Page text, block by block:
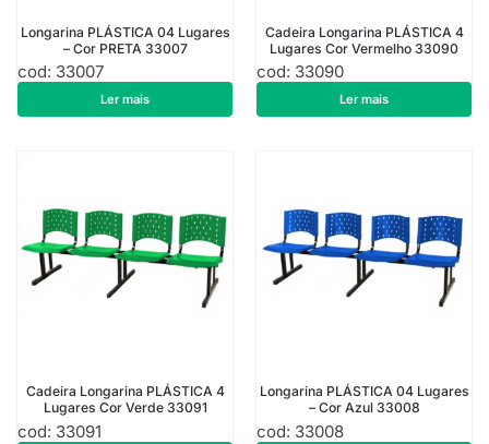
Longarina PLÁSTICA 04 Lugares
– Cor PRETA 33007
cod: 33007
R$434,00
Ler mais
Cadeira Longarina PLÁSTICA 4
Lugares Cor Vermelho 33090
cod: 33090
R$507,50
Ler mais
Cadeira Longarina PLÁSTICA 4
Lugares Cor Verde 33091
cod: 33091
Longarina PLÁSTICA 04 Lugares
– Cor Azul 33008
cod: 33008